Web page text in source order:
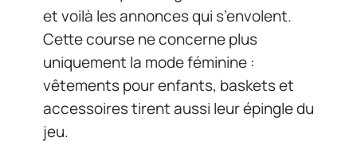
et voilà les annonces qui s’envolent.
Cette course ne concerne plus
uniquement la mode féminine :
vêtements pour enfants, baskets et
accessoires tirent aussi leur épingle du
jeu.